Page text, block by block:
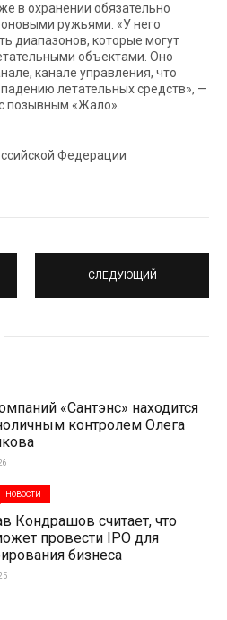
в охранении обязательно
ружьями. «У него
диапазонов, которые могут
объектами. Оно
канале управления, что
летательных средств», —
позывным «Жало».
Федерации
СЛЕДУЮЩИЙ
«Сантэнс» находится
контролем Олега
НОВОСТИ
Кондрашов считает, что
провести IPO для
бизнеса